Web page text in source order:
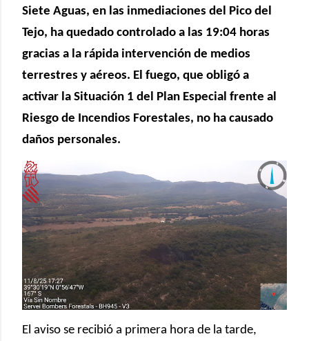
Siete Aguas, en las inmediaciones del Pico del
Tejo, ha quedado controlado a las 19:04 horas
gracias a la rápida intervención de medios
terrestres y aéreos. El fuego, que obligó a
activar la Situación 1 del Plan Especial frente al
Riesgo de Incendios Forestales, no ha causado
daños personales.
El aviso se recibió a primera hora de la tarde,